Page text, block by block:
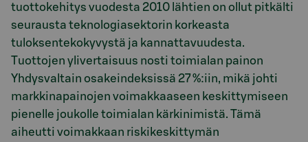
tuottokehitys vuodesta 2010 lähtien on ollut pitkälti
seurausta teknologiasektorin korkeasta
tuloksentekokyvystä ja kannattavuudesta.
Tuottojen ylivertaisuus nosti toimialan painon
Yhdysvaltain osakeindeksissä 27 %:iin, mikä johti
markkinapainojen voimakkaaseen keskittymiseen
pienelle joukolle toimialan kärkinimistä. Tämä
aiheutti voimakkaan riskikeskittymän